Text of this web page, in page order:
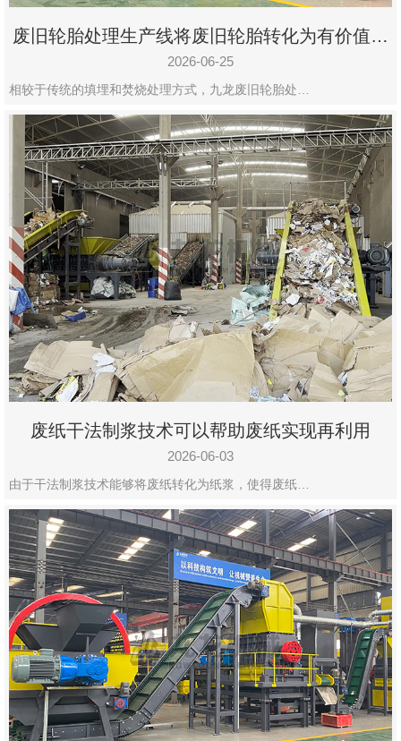
废旧轮胎处理生产线将废旧轮胎转化为有价值的
资源
2026-06-25
相较于传统的填埋和焚烧处理方式，九龙废旧轮胎处…
废纸干法制浆技术可以帮助废纸实现再利用
2026-06-03
由于干法制浆技术能够将废纸转化为纸浆，使得废纸…